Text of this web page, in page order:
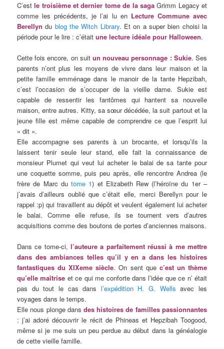
C’estle troisième et dernier tome de la sagaGrimm Legacy et
comme les précédents, je l’ai lu en Lecture Commune avec
Berellyn du blog the Witch Library. Et on a super bien choisi la
période pour le lire : c’étaitune lecture idéale pour Halloween.
Cette fois encore, on suit un nouveau personnage : Sukie. Ses
parents n’ont plus les moyens de vivre dans leur maison et la
petite famille emménage dans le manoir de la tante Hepzibah,
c’est l’occasion de s’occuper de la vieille dame. Sukie est
capable de ressentir les fantômes qui hantent sa nouvelle
maison, entre autres. Kitty, sa sœur décédée, la suit partout et la
jeune fille est même capable de comprendre ce que l’esprit lui
« dit ».
Elle accompagne ses parents à un brocante, et lorsqu’ils la
laissent tenir seule leur stand, elle fait la connaissance de
monsieur Plumet qui veut lui acheter le balai de sa tante pour
une coquette somme, puis peu après, elle rencontre Andrea (le
frère de Marc dutome 1) et Elizabeth Rew (l’héroïne du 1er –
j’avais d’ailleurs oublié que c’était elle, merci Berellyn pour le
rappel :p) qui travaillent au dépôt et veulent également lui acheter
le balai. Comme elle refuse, ils se tournent vers d’autres
acquisitions comme des boutons de portes d’anciennes maisons.
Dans ce tome-ci,l’auteure a parfaitement réussi à me mettre
dans des ambiances telles qu’il y en a dans les histoires
fantastiques du XIXeme siècle. On sent que c’est un thème
qu’elle maîtrise et ce qui me conforte dans l’idée que ce n’ était
pas du tout le cas dans l’expédition H. G. Wells avec les
voyages dans le temps.
Elle nous plonge dans des histoires de familles passionnantes
: j’ai adoré découvrir le récit de Phineas et Hepzibah Toogood,
même si je me suis un peu perdue au début dans la généalogie
de cette vieille famille.